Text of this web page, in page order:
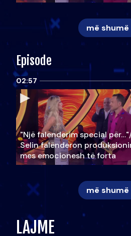
më
Episode
02:57
"Një falenderim special
Selin falënderon
mes emocionesh të forta
më
LAJME